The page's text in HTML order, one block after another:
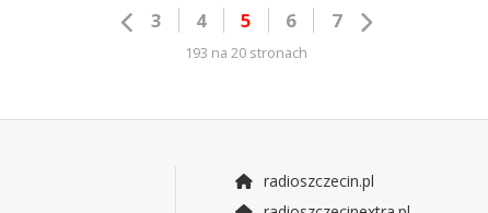
3 4 5 6 7
193 na 20 stronach
radioszczecin.pl